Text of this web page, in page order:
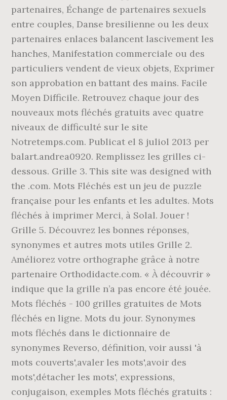
partenaires, Échange de partenaires sexuels
entre couples, Danse bresilienne ou les deux
partenaires enlaces balancent lascivement les
hanches, Manifestation commerciale ou des
particuliers vendent de vieux objets, Exprimer
son approbation en battant des mains. Facile
Moyen Difficile. Retrouvez chaque jour des
nouveaux mots fléchés gratuits avec quatre
niveaux de difficulté sur le site
Notretemps.com. Publicat el 8 juliol 2013 per
balart.andrea0920. Remplissez les grilles ci-
dessous. Grille 3. This site was designed with
the .com. ‎Mots Fléchés est un jeu de puzzle
française pour les enfants et les adultes. Mots
fléchés à imprimer Merci, à Solal. Jouer !
Grille 5. Découvrez les bonnes réponses,
synonymes et autres mots utiles Grille 2.
Améliorez votre orthographe grâce à notre
partenaire Orthodidacte.com. « À découvrir »
indique que la grille n’a pas encore été jouée.
Mots fléchés - 100 grilles gratuites de Mots
fléchés en ligne. Mots du jour. Synonymes
mots fléchés dans le dictionnaire de
synonymes Reverso, définition, voir aussi 'à
mots couverts',avaler les mots',avoir des
mots',détacher les mots', expressions,
conjugaison, exemples Mots fléchés gratuits :